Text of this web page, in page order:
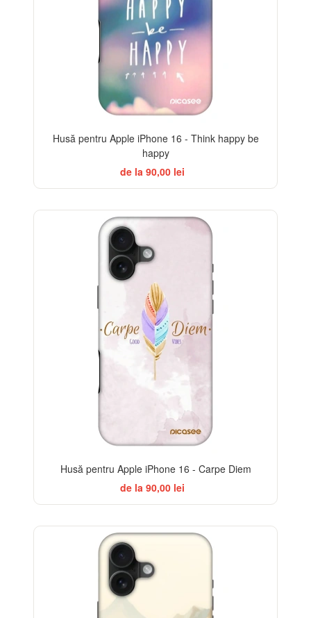
Husă pentru Apple iPhone 16 - Think happy be
happy
de la 90,00 lei
Husă pentru Apple iPhone 16 - Carpe Diem
de la 90,00 lei